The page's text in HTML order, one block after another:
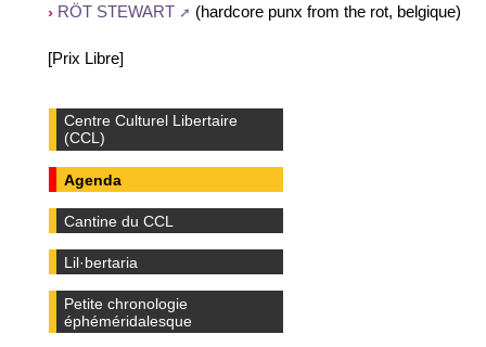
RÖT STEWART (hardcore punx from the rot, belgique)
[Prix Libre]
Centre Culturel Libertaire
(CCL)
Agenda
Cantine du CCL
Lil·bertaria
Petite chronologie
éphéméridalesque